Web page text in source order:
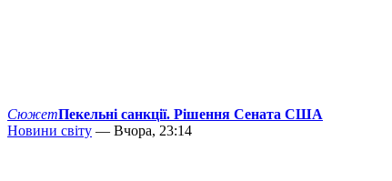
СюжетПекельні санкції. Рішення Сената США
Новини світу — Вчора, 23:14